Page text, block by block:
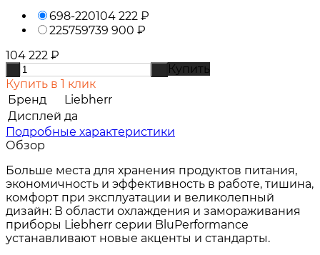
698-220104 222 ₽
225759739 900 ₽
104 222 ₽
Купить
Купить в 1 клик
Бренд
Liebherr
Дисплей да
Подробные характеристики
Обзор
Больше места для хранения продуктов питания,
экономичность и эффективность в работе, тишина,
комфорт при эксплуатации и великолепный
дизайн: В области охлаждения и замораживания
приборы Liebherr серии BluPerformance
устанавливают новые акценты и стандарты.